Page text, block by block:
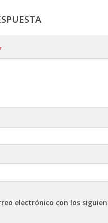
electrónico con los